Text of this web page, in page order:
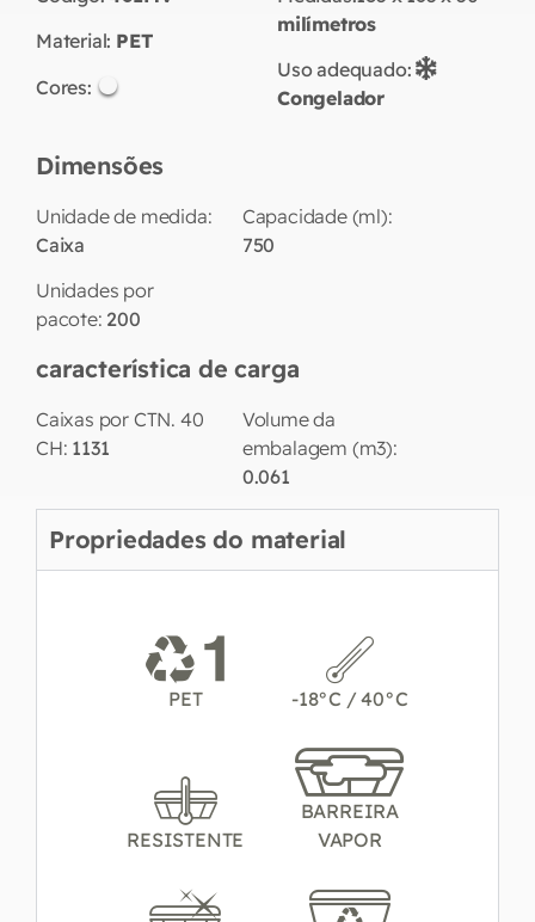
Material: PET
Cores:
milímetros
Uso adequado:
Congelador
Dimensões
Unidade de medida:
Caixa
Unidades por
pacote: 200
Capacidade (ml):
750
característica de carga
Caixas por CTN. 40
CH: 1131
Volume da
embalagem (m3):
0.061
Propriedades do material
PET -18°C / 40°C
RESISTENTE
BARREIRA
VAPOR